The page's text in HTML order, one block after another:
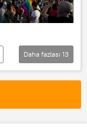
Daha fazlası 13